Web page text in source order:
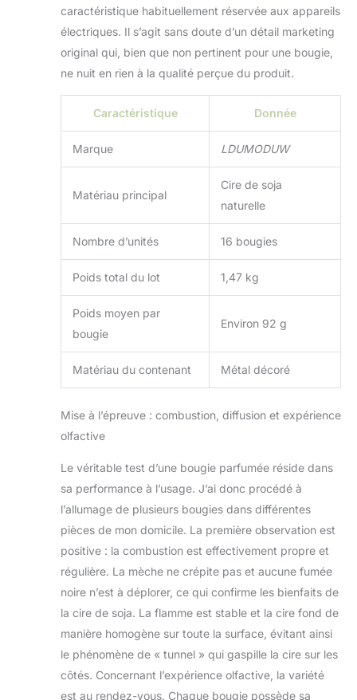
vacances ou d'un usage personnel,
nos bougies parfumées font preuve
de qualité et de goût.
caractéristique habituellement réservée aux appareils
électriques. Il s’agit sans doute d’un détail marketing
original qui, bien que non pertinent pour une bougie,
ne nuit en rien à la qualité perçue du produit.
Caractéristique Donnée
Marque LDUMODUW
Matériau principal
Cire de soja
naturelle
Nombre d’unités 16 bougies
Poids total du lot 1,47 kg
Poids moyen par
bougie
Environ 92 g
Matériau du contenant Métal décoré
Mise à l’épreuve : combustion, diffusion et expérience
olfactive
Le véritable test d’une bougie parfumée réside dans
sa performance à l’usage. J’ai donc procédé à
l’allumage de plusieurs bougies dans différentes
pièces de mon domicile. La première observation est
positive : la combustion est effectivement propre et
régulière. La mèche ne crépite pas et aucune fumée
noire n’est à déplorer, ce qui confirme les bienfaits de
la cire de soja. La flamme est stable et la cire fond de
manière homogène sur toute la surface, évitant ainsi
le phénomène de « tunnel » qui gaspille la cire sur les
côtés. Concernant l’expérience olfactive, la variété
est au rendez-vous. Chaque bougie possède sa